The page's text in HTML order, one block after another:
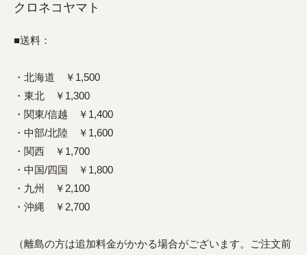
クロネコヤマト
■送料：
・北海道 ￥1,500
・東北 ￥1,300
・関東/信越 ￥1,400
・中部/北陸 ￥1,600
・関西 ￥1,700
・中国/四国 ￥1,800
・九州 ￥2,100
・沖縄 ￥2,700
（離島の方は追加料金がかかる場合がございます。ご注文前